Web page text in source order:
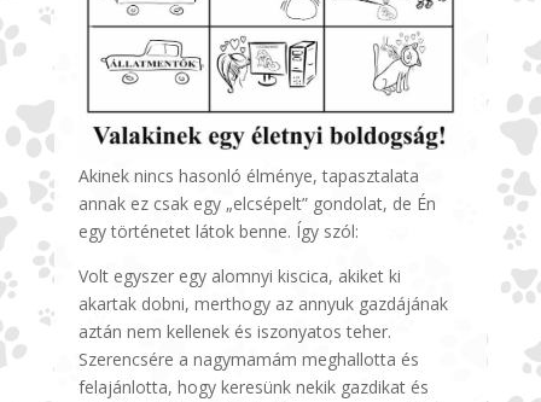
Akinek nincs hasonló élménye, tapasztalata
annak ez csak egy „elcsépelt” gondolat, de Én
egy történetet látok benne. Így szól:
Volt egyszer egy alomnyi kiscica, akiket ki
akartak dobni, merthogy az annyuk gazdájának
aztán nem kellenek és iszonyatos teher.
Szerencsére a nagymamám meghallotta és
felajánlotta, hogy keresünk nekik gazdikat és